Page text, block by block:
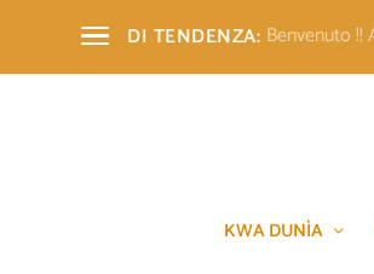
DI TENDENZA: Benvenuto !!
KWA DUNÌA